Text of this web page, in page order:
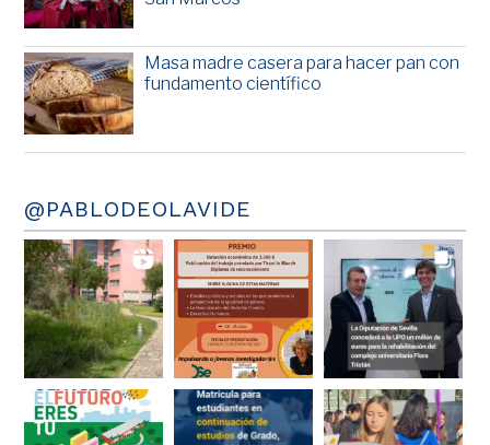
Masa madre casera para hacer pan con
fundamento científico
@PABLODEOLAVIDE